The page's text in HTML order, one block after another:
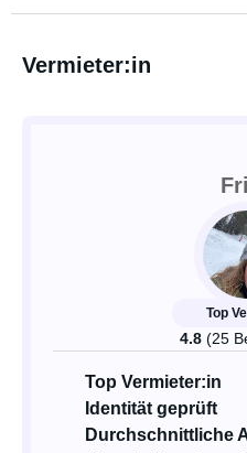
Vermieter:in
Top
4.8 (25
Top Vermieter:in
Identität geprüft
Durchschnittliche